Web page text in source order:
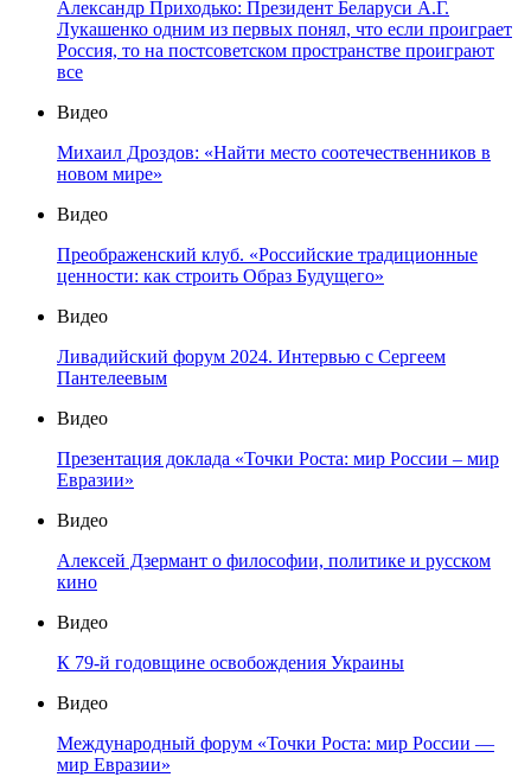
Александр Приходько: Президент Беларуси А.Г.
Лукашенко одним из первых понял, что если проиграет
Россия, то на постсоветском пространстве проиграют
все
Видео
Михаил Дроздов: «Найти место соотечественников в
новом мире»
Видео
Преображенский клуб. «Российские традиционные
ценности: как строить Образ Будущего»
Видео
Ливадийский форум 2024. Интервью с Сергеем
Пантелеевым
Видео
Презентация доклада «Точки Роста: мир России – мир
Евразии»
Видео
Алексей Дзермант о философии, политике и русском
кино
Видео
К 79-й годовщине освобождения Украины
Видео
Международный форум «Точки Роста: мир России —
мир Евразии»